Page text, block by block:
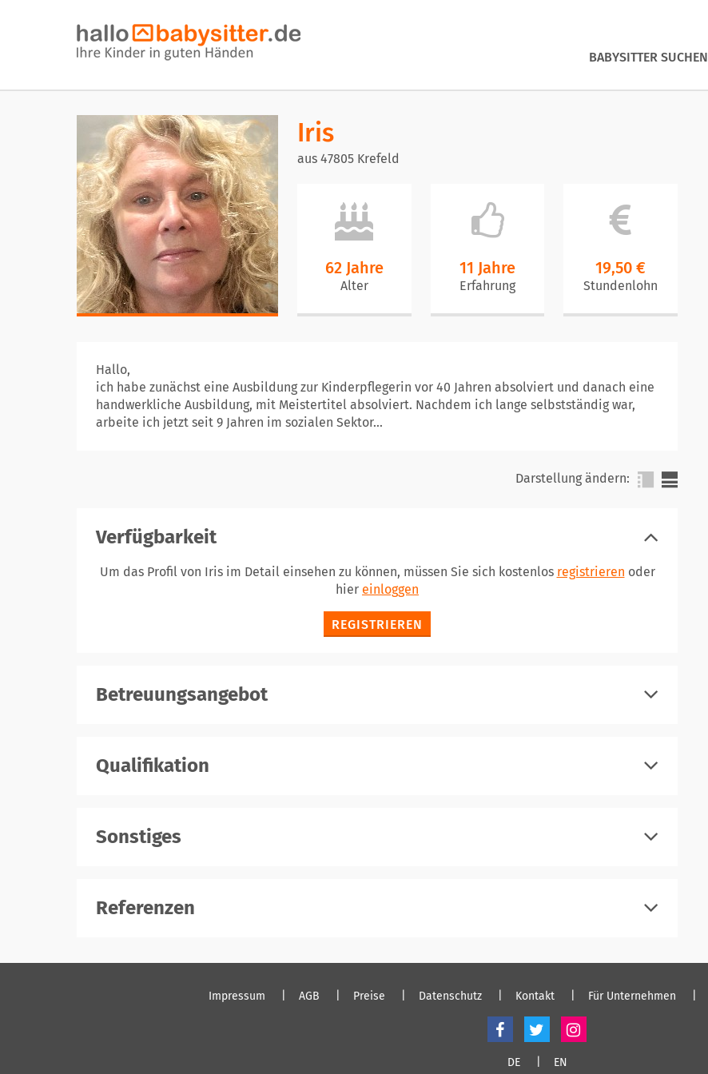
BABYSITTER SUCHEN
Iris
aus 47805 Krefeld
62 Jahre
Alter
11 Jahre
Erfahrung
19,50 €
Stundenlohn
Hallo,
ich habe zunächst eine Ausbildung zur Kinderpflegerin vor 40 Jahren absolviert und danach eine
handwerkliche Ausbildung, mit Meistertitel absolviert. Nachdem ich lange selbstständig war,
arbeite ich jetzt seit 9 Jahren im sozialen Sektor...
Darstellung ändern:
Verfügbarkeit
Um das Profil von Iris im Detail einsehen zu können, müssen Sie sich kostenlos registrieren oder
hier einloggen
REGISTRIEREN
Betreuungsangebot
Qualifikation
Sonstiges
Referenzen
einloggen
Impressum AGB Preise Datenschutz Kontakt Für Unternehmen
DE EN